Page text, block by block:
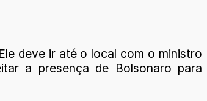
deve ir até o local com o ministro
a presença de Bolsonaro para